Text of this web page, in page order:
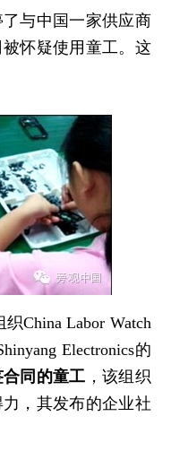
与中国一家供应商
怀疑使用童工。这
China Labor Watch
Electronics的
同的童工 ，该组织
，其发布的企业社